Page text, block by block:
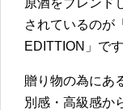
原酒をブレンド
されているのが
EDITTION」です
贈り物の為にあ
別感・高級感か